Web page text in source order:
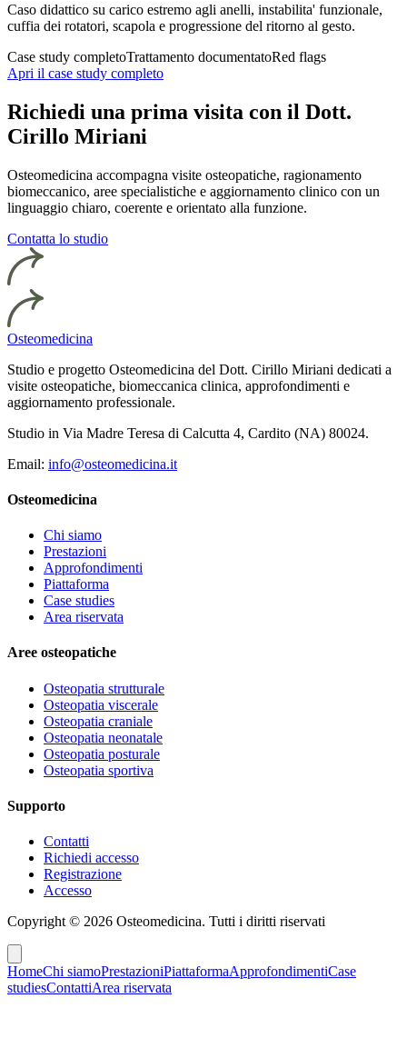
Caso didattico su carico estremo agli anelli, instabilita' funzionale,
cuffia dei rotatori, scapola e progressione del ritorno al gesto.
Case study completoTrattamento documentatoRed flags
Apri il case study completo
Richiedi una prima visita con il Dott.
Cirillo Miriani
Osteomedicina accompagna visite osteopatiche, ragionamento
biomeccanico, aree specialistiche e aggiornamento clinico con un
linguaggio chiaro, coerente e orientato alla funzione.
Contatta lo studio
Osteomedicina
Studio e progetto Osteomedicina del Dott. Cirillo Miriani dedicati a
visite osteopatiche, biomeccanica clinica, approfondimenti e
aggiornamento professionale.
Studio in Via Madre Teresa di Calcutta 4, Cardito (NA) 80024.
Email: info@osteomedicina.it
Osteomedicina
Chi siamo
Prestazioni
Approfondimenti
Piattaforma
Case studies
Area riservata
Aree osteopatiche
Osteopatia strutturale
Osteopatia viscerale
Osteopatia craniale
Osteopatia neonatale
Osteopatia posturale
Osteopatia sportiva
Supporto
Contatti
Richiedi accesso
Registrazione
Accesso
Copyright © 2026 Osteomedicina. Tutti i diritti riservati
HomeChi siamoPrestazioniPiattaformaApprofondimentiCase
studiesContattiArea riservata